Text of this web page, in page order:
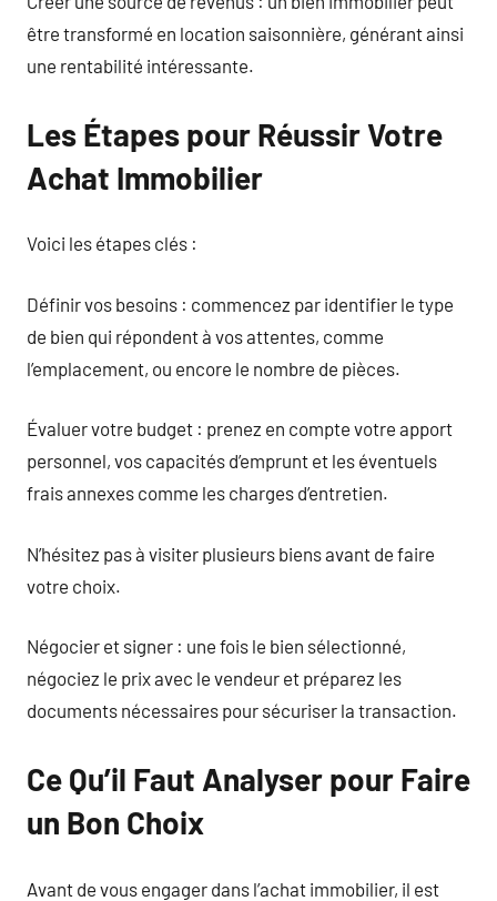
être transformé en location saisonnière, générant ainsi
une rentabilité intéressante.
Les Étapes pour Réussir Votre
Achat Immobilier
Voici les étapes clés :
Définir vos besoins : commencez par identifier le type
de bien qui répondent à vos attentes, comme
l’emplacement, ou encore le nombre de pièces.
Évaluer votre budget : prenez en compte votre apport
personnel, vos capacités d’emprunt et les éventuels
frais annexes comme les charges d’entretien.
N’hésitez pas à visiter plusieurs biens avant de faire
votre choix.
Négocier et signer : une fois le bien sélectionné,
négociez le prix avec le vendeur et préparez les
documents nécessaires pour sécuriser la transaction.
Ce Qu’il Faut Analyser pour Faire
un Bon Choix
Avant de vous engager dans l’achat immobilier, il est